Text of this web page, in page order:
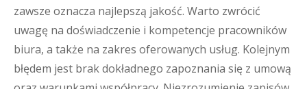
zawsze oznacza najlepszą jakość. Warto zwrócić
uwagę na doświadczenie i kompetencje pracowników
biura, a także na zakres oferowanych usług. Kolejnym
błędem jest brak dokładnego zapoznania się z umową